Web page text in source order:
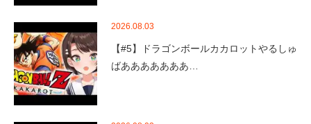
2026.08.03
【#5】ドラゴンボールカカロットやるしゅ
ばあああああああ…